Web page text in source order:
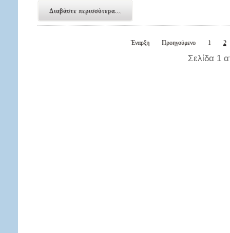
Διαβάστε περισσότερα...
Έναρξη Προηγούμενο 1 2
Σελίδα 1